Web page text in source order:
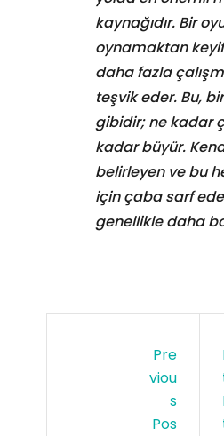
kaynağıdır. Bir
oynamaktan
daha fazla
teşvik eder. Bu,
gibidir; ne kadar
kadar büyür.
belirleyen ve bu
için çaba sarf
genellikle daha
Pre
Viou
S
Pos